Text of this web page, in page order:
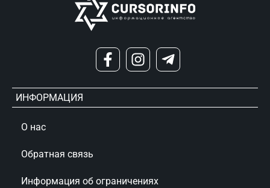
ИНФОРМАЦИЯ
О нас
Обратная связь
Информация об ограничениях